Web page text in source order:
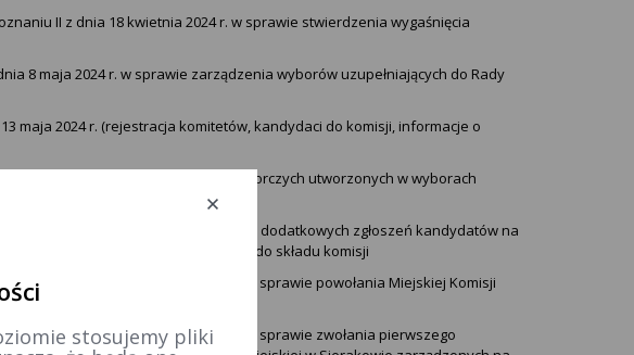
II z dnia 18 kwietnia 2024 r. w sprawie stwierdzenia wygaśnięcia
8 maja 2024 r. w sprawie zarządzenia wyborów uzupełniających do Rady
maja 2024 r. (rejestracja komitetów, kandydaci do komisji, informacje o
z dnia 22 maja 2024 r. o komitetach wyborczych utworzonych w wyborach
na dzień 14 lipca 2024 r.
maja 2024 r. o możliwości dokonania dodatkowych zgłoszeń kandydatów na
i godzinie losowania kandydatów do składu komisji
Poznaniu II z dnia 4 czerwca 2024 r. w sprawie powołania Miejskiej Komisji
Poznaniu II z dnia 4 czerwca 2024 r. w sprawie zwołania pierwszego
stosujemy pliki